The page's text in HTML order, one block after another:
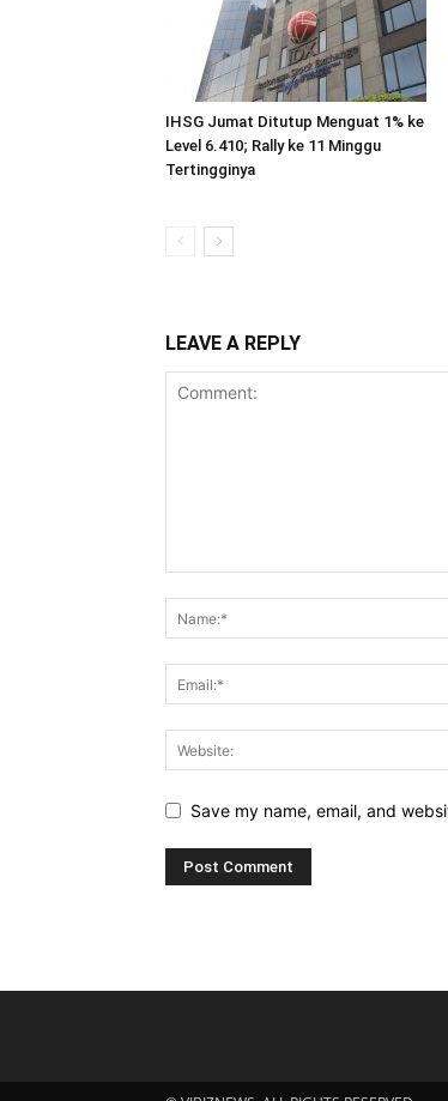
IHSG Jumat Ditutup Menguat 1% ke
Level 6.410; Rally ke 11 Minggu
Tertingginya
LEAVE A REPLY
Save my name, email, and